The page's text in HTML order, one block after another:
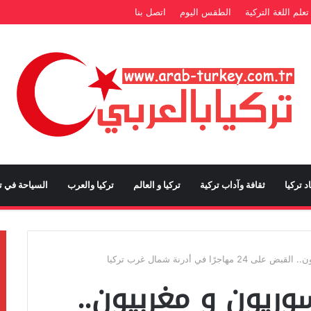
تعلم اللغة التركية الطقس اليوم اتصل بنا
تركيا ثقافة وآداب تركية تركيا و العالم تركيا والعرب السياحة في
في أدرنة شمال غرب تركيا
و مغربيون..